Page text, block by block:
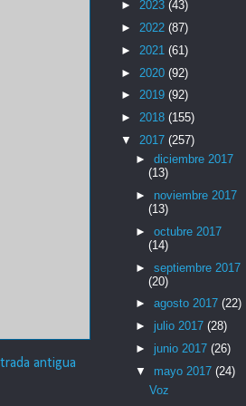
antigua
► 2023 (43)
► 2022 (87)
► 2021 (61)
► 2020 (92)
► 2019 (92)
► 2018 (155)
▼ 2017 (257)
► diciembre 2017
(13)
► noviembre 2017
(13)
► octubre 2017
(14)
► septiembre 2017
(20)
► agosto 2017 (22)
► julio 2017 (28)
► junio 2017 (26)
▼ mayo 2017 (24)
Voz